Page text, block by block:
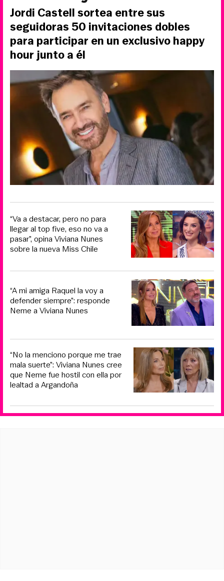
Jordi Castell sortea entre sus
seguidoras 50 invitaciones dobles
para participar en un exclusivo happy
hour junto a él
“Va a destacar, pero no para
llegar al top five, eso no va a
pasar”, opina Viviana Nunes
sobre la nueva Miss Chile
“A mi amiga Raquel la voy a
defender siempre”: responde
Neme a Viviana Nunes
“No la menciono porque me trae
mala suerte”: Viviana Nunes cree
que Neme fue hostil con ella por
lealtad a Argandoña